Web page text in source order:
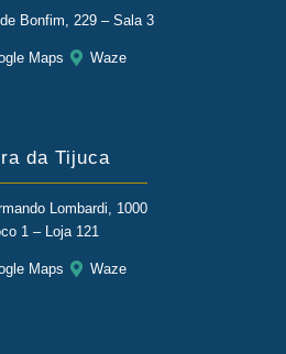
Bonfim, 229 – Sala 3
Maps Waze
da Tijuca
Lombardi, 1000
1 – Loja 121
Maps Waze